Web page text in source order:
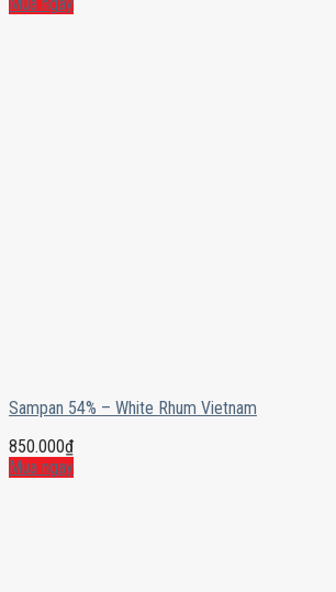
Sampan 54% – White Rhum Vietnam
850.000₫
Mua ngay